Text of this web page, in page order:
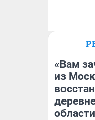
«Вам
из
области